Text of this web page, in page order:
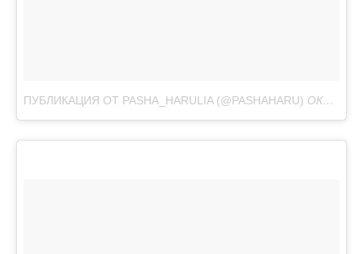
ПУБЛИКАЦИЯ ОТ PASHA_HARULIA (@PASHAHARU) ОКТ 30, 2017 AT 4:58 PDT